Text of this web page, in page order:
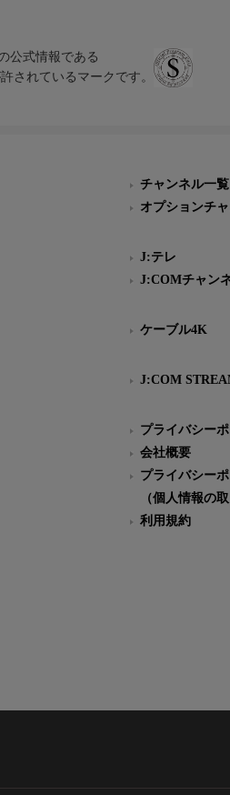
公式情報である
されているマークです。
チャンネル一覧
オプションチ
J:テレ
J:COMチャン
ケーブル4K
J:COM
プライバシー
会社概要
プライバシー
（個人情報の
利用規約